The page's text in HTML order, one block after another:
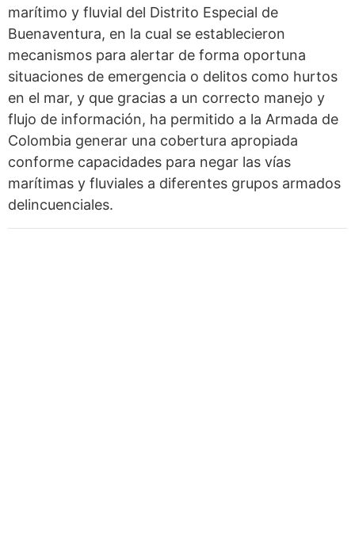
marítimo y fluvial del Distrito Especial de
Buenaventura, en la cual se establecieron
mecanismos para alertar de forma oportuna
situaciones de emergencia o delitos como hurtos
en el mar, y que gracias a un correcto manejo y
flujo de información, ha permitido a la Armada de
Colombia generar una cobertura apropiada
conforme capacidades para negar las vías
marítimas y fluviales a diferentes grupos armados
delincuenciales.